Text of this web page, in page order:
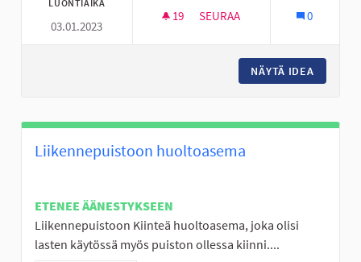
LUONTIAIKA
03.01.2023
19 19 SEURAAJAA
SEURAA 0
NÄYTÄ IDEA
Liikennepuistoon huoltoasema
ETENEE ÄÄNESTYKSEEN
Liikennepuistoon Kiinteä huoltoasema, joka olisi
lasten käytössä myös puiston ollessa kiinni....